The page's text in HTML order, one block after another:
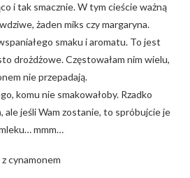
i tak smacznie. W tym cieście ważną
żaden miks czy margaryna.
smaku i aromatu. To jest
drożdżowe. Częstowałam nim wielu,
nie przepadają.
komu nie smakowałoby. Rzadko
ale jeśli Wam zostanie, to spróbujcie je
mmm…